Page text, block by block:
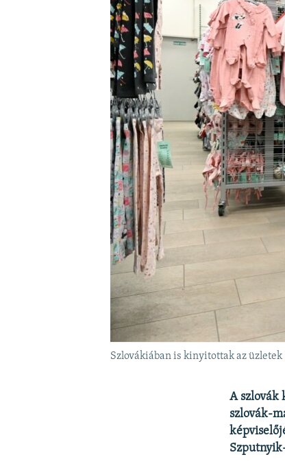
A MÚLT TANULSÁGAI
Szlovákiában is kinyitottak az üzletek
A szlovák
szlovák-